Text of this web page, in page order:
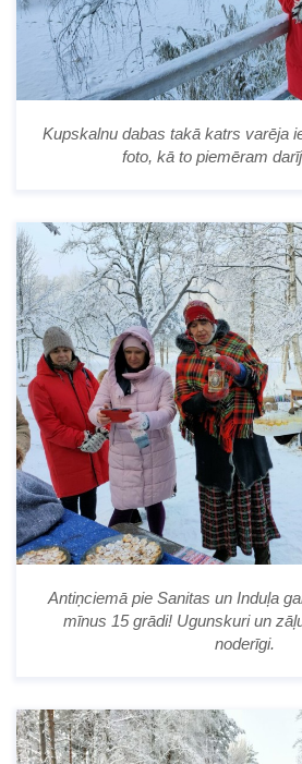
Kupskalnu dabas takā katrs varēja
foto, kā to piemēram
Antiņciemā pie Sanitas un Induļa
mīnus 15 grādi! Ugunskuri un
noderīgi.